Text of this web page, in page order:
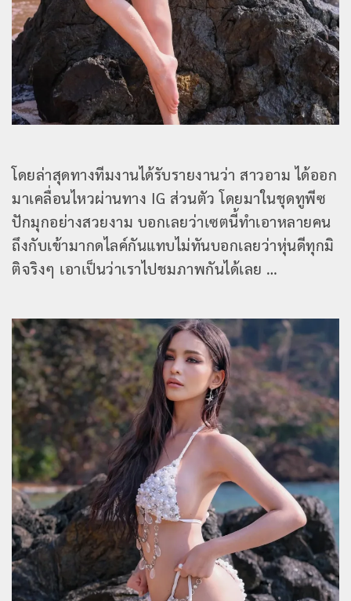
โดยล่าสุดทางทีมงานได้รับรายงานว่า สาวอาม ได้ออก
มาเคลื่อนไหวผ่านทาง IG ส่วนตัว โดยมาในชุดทูพีซ
ปักมุกอย่างสวยงาม บอกเลยว่าเซตนี้ทำเอาหลายคน
ถึงกับเข้ามากดไลค์กันแทบไม่ทันบอกเลยว่าหุ่นดีทุกมิ
ติจริงๆ เอาเป็นว่าเราไปชมภาพกันได้เลย …